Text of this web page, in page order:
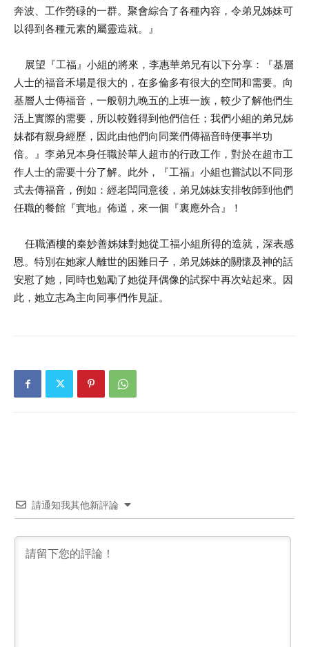
奔波、工作勞碌的一群。聚會綜合了各種內容，令弟兄姊妹可
以得到各種元素的屬靈造就。』
展望『工福』小組的將來，李惠華弟兄有以下分享：『基層
人士的福音禾場是很大的，在多倫多有很大的空間和需要。向
基層人士傳福音，一般朝九晚五的上班一族，較少了解他們生
活上實際的需要，所以較難得到他們信任；我們小組的弟兄姊
妹都有親身經歷，因此由他們向同業們傳福音時便事半功
倍。』李弟兄本身任職於華人超市的行政工作，對於在超市工
作人士的需要十分了解。此外，『工福』小組也嘗試以不同形
式去傳福音，例如：經老闆同意後，弟兄姊妹安排牧師到他們
任職的餐館『實地』佈道，來一個『裏應外合』！
任職酒樓的秦妙善姊妹對她從工福小組所得的造就，深表感
恩。特別在她家人離世的困難日子，弟兄姊妹的關懷及神的話
安慰了她，同時也勉勵了她從拜偶像的試探中再次站起來。因
此，她立志為主向同事們作見証。
請通知我其他新評論